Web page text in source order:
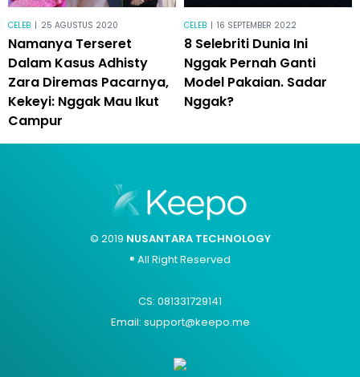
CELEB | 25 AGUSTUS 2020
Namanya Terseret
Dalam Kasus Adhisty
Zara Diremas Pacarnya,
Kekeyi: Nggak Mau Ikut
Campur
CELEB | 16 SEPTEMBER 2022
8 Selebriti Dunia Ini
Nggak Pernah Ganti
Model Pakaian. Sadar
Nggak?
© 2019 NUSANTARA TECHNOLOGY
® All Right Reserved
CS: 081331729141
Email: support@keepo.me